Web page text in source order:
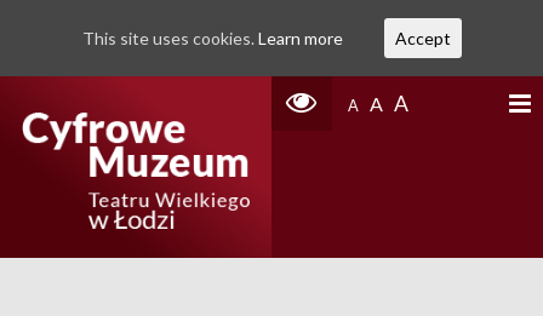
A A A
This site uses cookies. Learn more Accept